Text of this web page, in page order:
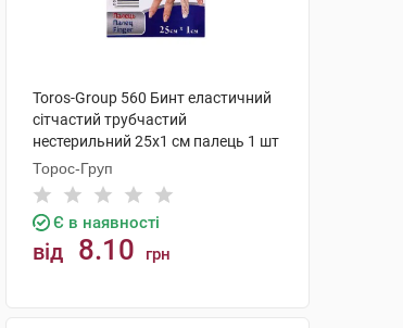
Toros-Group 560 Бинт еластичний
сітчастий трубчастий
нестерильний 25х1 см палець 1 шт
Торос-Груп
Є в наявності
від 8.10 грн